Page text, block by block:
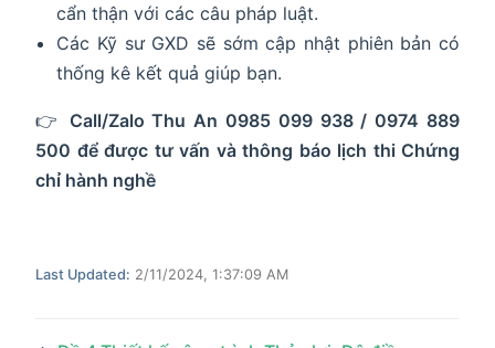
cẩn thận với các câu pháp luật.
Các Kỹ sư GXD sẽ sớm cập nhật phiên bản có
thống kê kết quả giúp bạn.
👉 Call/Zalo Thu An 0985 099 938 / 0974 889
500 để được tư vấn và thông báo lịch thi Chứng
chỉ hành nghề
Last Updated: 2/11/2024, 1:37:09 AM